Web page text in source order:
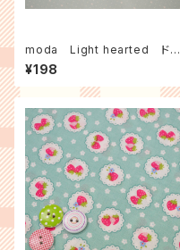
moda Light hearted ドッ
トハート（ミント）
¥198